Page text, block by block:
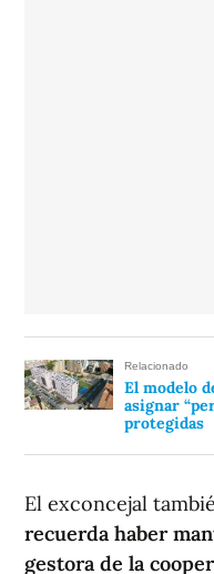
Relacionado
El modelo
asignar
protegidas
El exconcejal
recuerda haber
gestora de la